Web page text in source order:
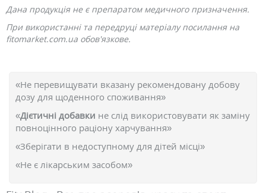
Дана продукція не є препаратом медичного призначення.
При використанні та передруці матеріалу посилання на
fitomarket.com.ua обов'язкове.
«Не перевищувати вказану рекомендовану добову
дозу для щоденного споживання»
«Дієтичні добавки не слід використовувати як заміну
повноцінного раціону харчування»
«Зберігати в недоступному для дітей місці»
«Не є лікарським засобом»